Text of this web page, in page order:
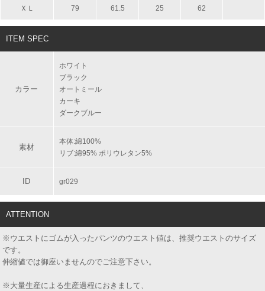
ＸＬ 79 61.5 25 62
ITEM SPEC
カラー
ホワイト
ブラック
オートミール
カーキ
ダークブルー
素材
本体:綿100%
リブ:綿95% ポリウレタン5%
ID gr029
ATTENTION
※ウエストにゴムが入ったパンツのウエスト値は、推奨ウエストのサイズ
です。
伸縮値では御座いませんのでご注意下さい。
※大量生産による生産過程におきまして、